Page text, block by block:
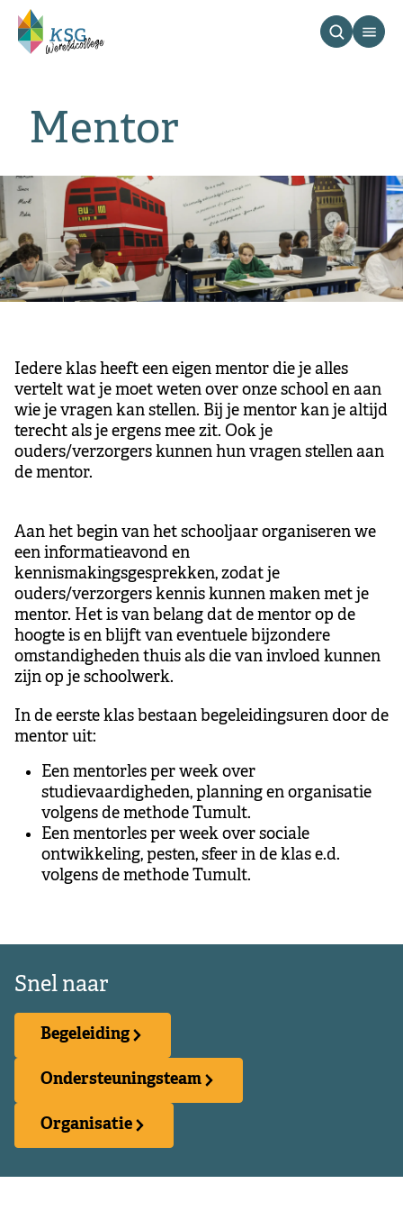
Mentor
Iedere klas heeft een eigen mentor die je alles
vertelt wat je moet weten over onze school en aan
wie je vragen kan stellen. Bij je mentor kan je altijd
terecht als je ergens mee zit. Ook je
ouders/verzorgers kunnen hun vragen stellen aan
de mentor.
Aan het begin van het schooljaar organiseren we
een informatieavond en
kennismakingsgesprekken, zodat je
ouders/verzorgers kennis kunnen maken met je
mentor. Het is van belang dat de mentor op de
hoogte is en blijft van eventuele bijzondere
omstandigheden thuis als die van invloed kunnen
zijn op je schoolwerk.
In de eerste klas bestaan begeleidingsuren door de
mentor uit:
Een mentorles per week over
studievaardigheden, planning en organisatie
volgens de methode Tumult.
Een mentorles per week over sociale
ontwikkeling, pesten, sfeer in de klas e.d.
volgens de methode Tumult.
Snel naar
Begeleiding
Ondersteuningsteam
Organisatie